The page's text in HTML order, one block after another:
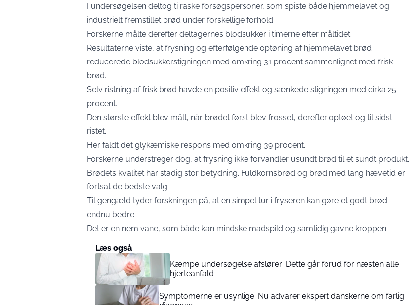
I undersøgelsen deltog ti raske forsøgspersoner, som spiste både hjemmelavet og
industrielt fremstillet brød under forskellige forhold.
Forskerne målte derefter deltagernes blodsukker i timerne efter måltidet.
Resultaterne viste, at frysning og efterfølgende optøning af hjemmelavet brød
reducerede blodsukkerstigningen med omkring 31 procent sammenlignet med frisk
brød.
Selv ristning af frisk brød havde en positiv effekt og sænkede stigningen med cirka 25
procent.
Den største effekt blev målt, når brødet først blev frosset, derefter optøet og til sidst
ristet.
Her faldt det glykæmiske respons med omkring 39 procent.
Forskerne understreger dog, at frysning ikke forvandler usundt brød til et sundt produkt.
Brødets kvalitet har stadig stor betydning. Fuldkornsbrød og brød med lang hævetid er
fortsat de bedste valg.
Til gengæld tyder forskningen på, at en simpel tur i fryseren kan gøre et godt brød
endnu bedre.
Det er en nem vane, som både kan mindske madspild og samtidig gavne kroppen.
Læs også
Kæmpe undersøgelse afslører: Dette går forud for næsten alle
hjerteanfald
Symptomerne er usynlige: Nu advarer ekspert danskerne om farlig